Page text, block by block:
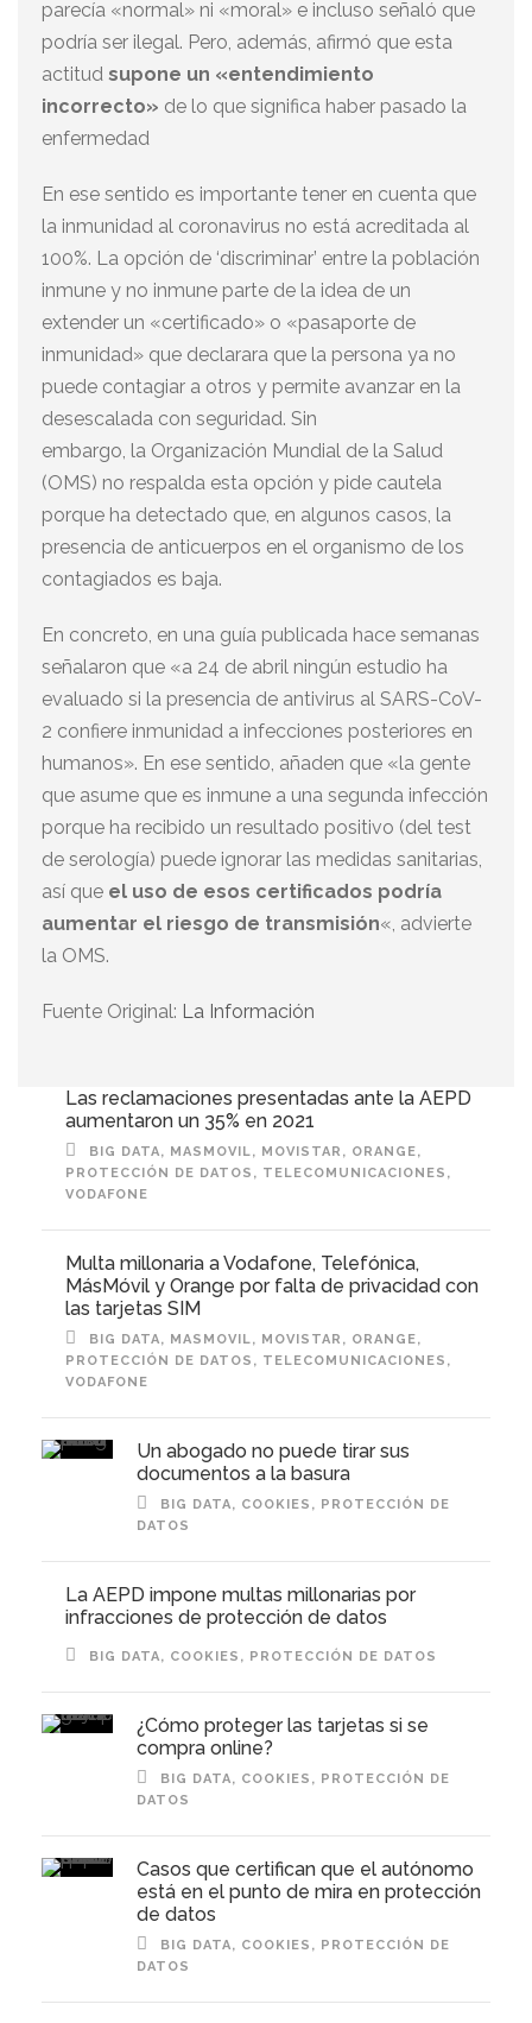
parecía «normal» ni «moral» e incluso señaló que
podría ser ilegal. Pero, además, afirmó que esta
actitud supone un «entendimiento
incorrecto» de lo que significa haber pasado la
enfermedad
En ese sentido es importante tener en cuenta que
la inmunidad al coronavirus no está acreditada al
100%. La opción de ‘discriminar’ entre la población
inmune y no inmune parte de la idea de un
extender un «certificado» o «pasaporte de
inmunidad» que declarara que la persona ya no
puede contagiar a otros y permite avanzar en la
desescalada con seguridad. Sin
embargo, la Organización Mundial de la Salud
(OMS) no respalda esta opción y pide cautela
porque ha detectado que, en algunos casos, la
presencia de anticuerpos en el organismo de los
contagiados es baja.
En concreto, en una guía publicada hace semanas
señalaron que «a 24 de abril ningún estudio ha
evaluado si la presencia de antivirus al SARS-CoV-
2 confiere inmunidad a infecciones posteriores en
humanos». En ese sentido, añaden que «la gente
que asume que es inmune a una segunda infección
porque ha recibido un resultado positivo (del test
de serología) puede ignorar las medidas sanitarias,
así que el uso de esos certificados podría
aumentar el riesgo de transmisión«, advierte
la OMS.
Fuente Original: La Información
Las reclamaciones presentadas ante la AEPD
aumentaron un 35% en 2021
BIG DATA, MASMOVIL, MOVISTAR , ORANGE,
PROTECCIÓN DE DATOS , TELECOMUNICACIONES ,
VODAFONE
Multa millonaria a Vodafone, Telefónica,
MásMóvil y Orange por falta de privacidad con
las tarjetas SIM
BIG DATA, MASMOVIL, MOVISTAR , ORANGE,
PROTECCIÓN DE DATOS , TELECOMUNICACIONES ,
VODAFONE
Un abogado no puede tirar sus
documentos a la basura
BIG DATA, COOKIES , PROTECCIÓN DE
DATOS
La AEPD impone multas millonarias por
infracciones de protección de datos
BIG DATA, COOKIES , PROTECCIÓN DE DATOS
¿Cómo proteger las tarjetas si se
compra online?
BIG DATA, COOKIES , PROTECCIÓN DE
DATOS
Casos que certifican que el autónomo
está en el punto de mira en protección
de datos
BIG DATA, COOKIES , PROTECCIÓN DE
DATOS